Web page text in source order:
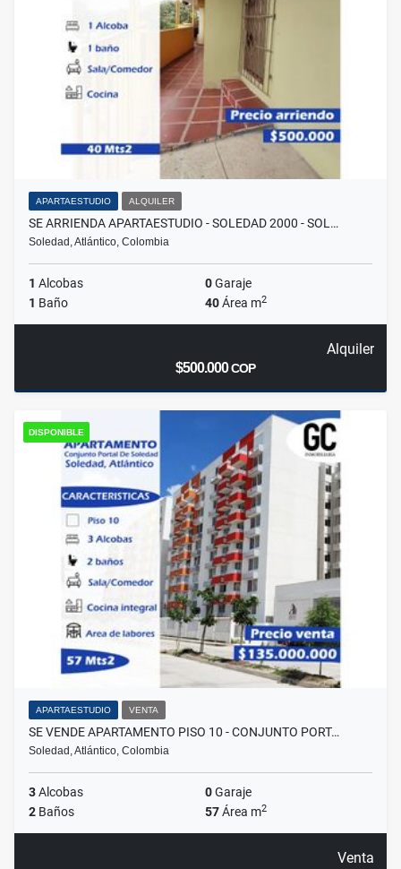
APARTAESTUDIO ALQUILER
SE ARRIENDA APARTAESTUDIO - SOLEDAD 2000 - SOL…
Soledad, Atlántico, Colombia
1 Alcobas 0Garaje
1 Baño 40Área m2
Alquiler
$500.000COP
DISPONIBLE
APARTAESTUDIO VENTA
SE VENDE APARTAMENTO PISO 10 - CONJUNTO PORT…
Soledad, Atlántico, Colombia
3Alcobas 0Garaje
2 Baños 57Área m2
Venta